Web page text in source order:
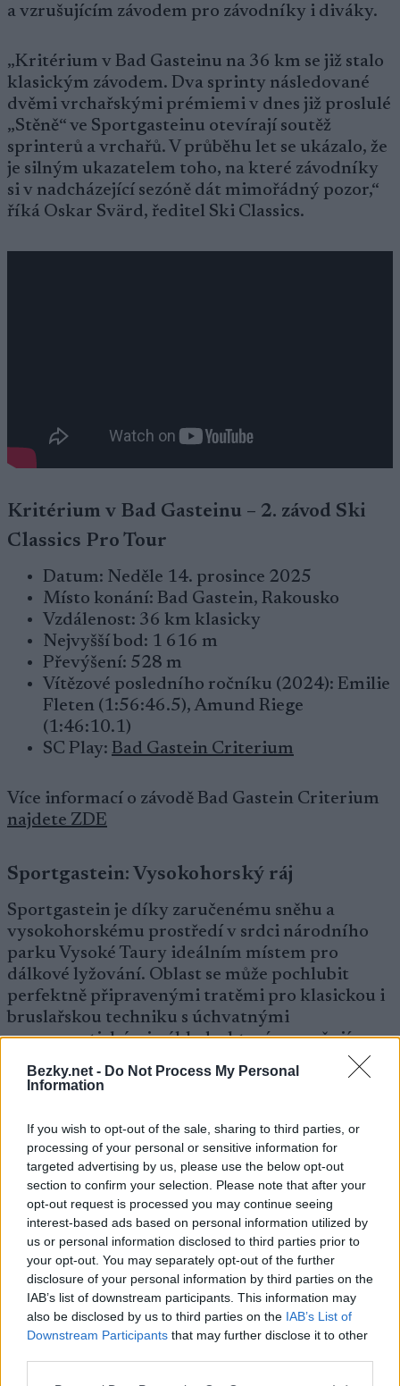
Bezky.net - Do Not Process My Personal
Information
If you wish to opt-out of the sale, sharing to third parties, or
processing of your personal or sensitive information for
targeted advertising by us, please use the below opt-out
section to confirm your selection. Please note that after your
opt-out request is processed you may continue seeing
interest-based ads based on personal information utilized by
us or personal information disclosed to third parties prior to
your opt-out. You may separately opt-out of the further
disclosure of your personal information by third parties on the
IAB’s list of downstream participants. This information may
also be disclosed by us to third parties on the IAB’s List of
Downstream Participants that may further disclose it to other
a vzrušujícím závodem pro závodníky i diváky.
„Kritérium v Bad Gasteinu na 36 km se již stalo
klasickým závodem. Dva sprinty následované
dvěmi vrchařskými prémiemi v dnes již proslulé
„Stěně“ ve Sportgasteinu otevírají soutěž
sprinterů a vrchařů. V průběhu let se ukázalo, že
je silným ukazatelem toho, na které závodníky
si v nadcházející sezóně dát mimořádný pozor,“
říká Oskar Svärd, ředitel Ski Classics.
Kritérium v Bad Gasteinu – 2. závod Ski
Classics Pro Tour
Datum: Neděle 14. prosince 2025
Místo konání: Bad Gastein, Rakousko
Vzdálenost: 36 km klasicky
Nejvyšší bod: 1 616 m
Převýšení: 528 m
Vítězové posledního ročníku (2024): Emilie
Fleten (1:56:46.5), Amund Riege
(1:46:10.1)
SC Play: Bad Gastein Criterium
Více informací o závodě Bad Gastein Criterium
najdete ZDE
Sportgastein: Vysokohorský ráj
Sportgastein je díky zaručenému sněhu a
vysokohorskému prostředí v srdci národního
parku Vysoké Taury ideálním místem pro
dálkové lyžování. Oblast se může pochlubit
perfektně připravenými tratěmi pro klasickou i
bruslařskou techniku s úchvatnými
panoramatickými výhledy, které umocňují
zážitek ze závodů.
Instagram
@visitgastein
@badgastein.official
@gastein_classics
Facebook
facebook.com/visitgastein
facebook.com/badgastein.official
Kalendář Ski Classics Pro Tour